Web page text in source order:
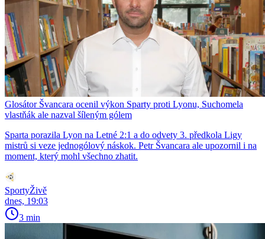
Glosátor Švancara ocenil výkon Sparty proti Lyonu, Suchomela
vlastňák ale nazval šíleným gólem
Sparta porazila Lyon na Letné 2:1 a do odvety 3. předkola Ligy
mistrů si veze jednogólový náskok. Petr Švancara ale upozornil i na
moment, který mohl všechno zhatit.
SportyŽivě
dnes, 19:03
3 min